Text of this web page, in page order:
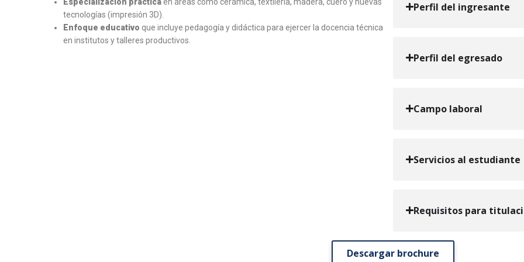
tecnologías (impresión 3D).
Enfoque educativo que incluye pedagogía y didáctica para ejercer la docencia técnica
en institutos y talleres productivos.
Perfil del ingresante
Perfil del egresado
Campo laboral
Servicios al estudiante
Requisitos para
Descargar brochure